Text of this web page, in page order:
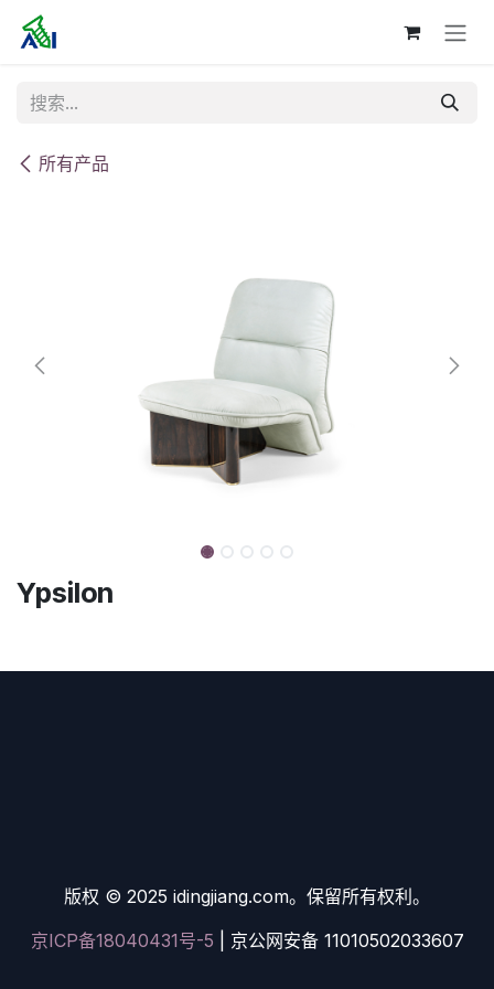
跳至内容
所有产品
Ypsilon
版权 © 2025 idingjiang.com。保留所有权利。
京ICP备18040431号-5 | 京公网安备 11010502033607